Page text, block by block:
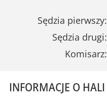
Sędzia pierwszy:
Sędzia drugi:
Komisarz:
INFORMACJE O HALI